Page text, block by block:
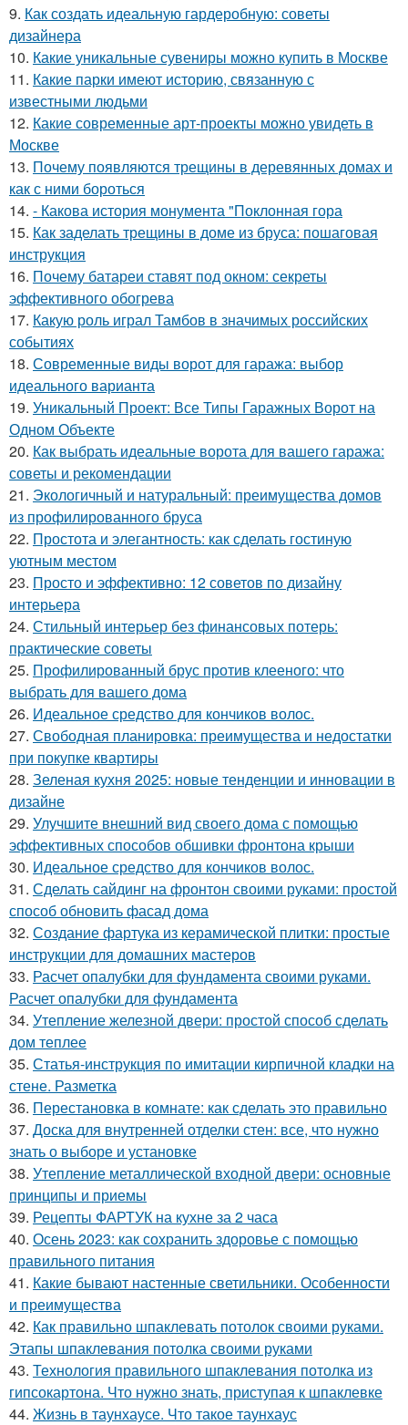
9. Как создать идеальную гардеробную: советы
дизайнера
10. Какие уникальные сувениры можно купить в Москве
11. Какие парки имеют историю, связанную с
известными людьми
12. Какие современные арт-проекты можно увидеть в
Москве
13. Почему появляются трещины в деревянных домах и
как с ними бороться
14. - Какова история монумента "Поклонная гора
15. Как заделать трещины в доме из бруса: пошаговая
инструкция
16. Почему батареи ставят под окном: секреты
эффективного обогрева
17. Какую роль играл Тамбов в значимых российских
событиях
18. Современные виды ворот для гаража: выбор
идеального варианта
19. Уникальный Проект: Все Типы Гаражных Ворот на
Одном Объекте
20. Как выбрать идеальные ворота для вашего гаража:
советы и рекомендации
21. Экологичный и натуральный: преимущества домов
из профилированного бруса
22. Простота и элегантность: как сделать гостиную
уютным местом
23. Просто и эффективно: 12 советов по дизайну
интерьера
24. Стильный интерьер без финансовых потерь:
практические советы
25. Профилированный брус против клееного: что
выбрать для вашего дома
26. Идеальное средство для кончиков волос.
27. Свободная планировка: преимущества и недостатки
при покупке квартиры
28. Зеленая кухня 2025: новые тенденции и инновации в
дизайне
29. Улучшите внешний вид своего дома с помощью
эффективных способов обшивки фронтона крыши
30. Идеальное средство для кончиков волос.
31. Сделать сайдинг на фронтон своими руками: простой
способ обновить фасад дома
32. Создание фартука из керамической плитки: простые
инструкции для домашних мастеров
33. Расчет опалубки для фундамента своими руками.
Расчет опалубки для фундамента
34. Утепление железной двери: простой способ сделать
дом теплее
35. Статья-инструкция по имитации кирпичной кладки на
стене. Разметка
36. Перестановка в комнате: как сделать это правильно
37. Доска для внутренней отделки стен: все, что нужно
знать о выборе и установке
38. Утепление металлической входной двери: основные
принципы и приемы
39. Рецепты ФАРТУК на кухне за 2 часа
40. Осень 2023: как сохранить здоровье с помощью
правильного питания
41. Какие бывают настенные светильники. Особенности
и преимущества
42. Как правильно шпаклевать потолок своими руками.
Этапы шпаклевания потолка своими руками
43. Технология правильного шпаклевания потолка из
гипсокартона. Что нужно знать, приступая к шпаклевке
44. Жизнь в таунхаусе. Что такое таунхаус